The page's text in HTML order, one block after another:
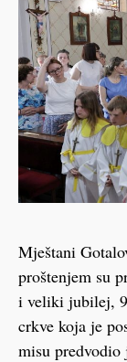
Mještani
proštenjem su
i veliki jubilej,
crkve koja je
misu